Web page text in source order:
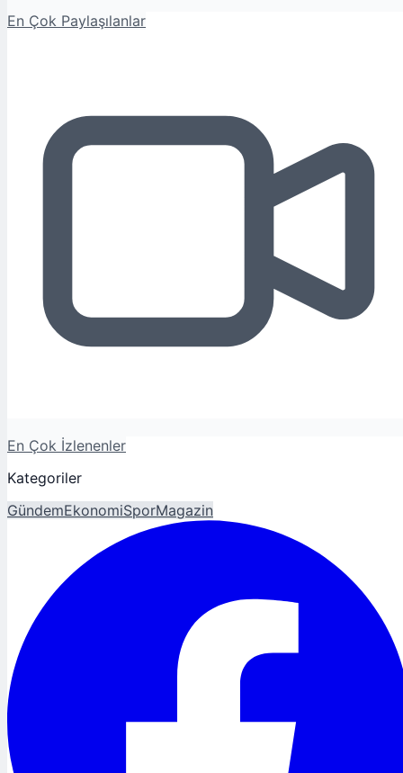
En Çok Paylaşılanlar
En Çok İzlenenler
Kategoriler
GündemEkonomiSporMagazin